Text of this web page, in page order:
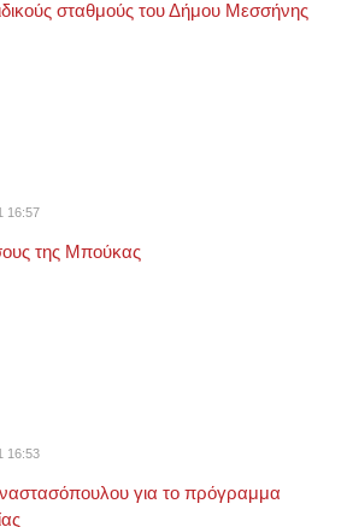
σταθμούς του Δήμου Μεσσήνης
16:57
της Μπούκας
16:53
για το πρόγραμμα